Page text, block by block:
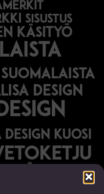
sisustus
käsityö
suomalaista
Design
design kuosi